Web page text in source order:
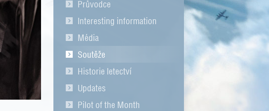
Průvodce
Interesting information
Média
Soutěže
Historie letectví
Updates
Pilot of the Month